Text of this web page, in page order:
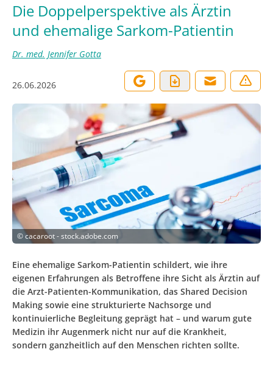
Die Doppelperspektive als Ärztin
und ehemalige Sarkom-Patientin
Dr. med. Jennifer Gotta
26.06.2026
©cacaroot - stock.adobe.com
Eine ehemalige Sarkom-Patientin schildert, wie ihre
eigenen Erfahrungen als Betroffene ihre Sicht als Ärztin auf
die Arzt-Patienten-Kommunikation, das Shared Decision
Making sowie eine strukturierte Nachsorge und
kontinuierliche Begleitung geprägt hat – und warum gute
Medizin ihr Augenmerk nicht nur auf die Krankheit,
sondern ganzheitlich auf den Menschen richten sollte.